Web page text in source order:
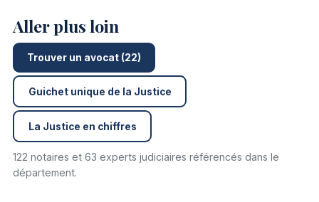
Aller plus loin
Trouver un avocat (22)
Guichet unique de la Justice
La Justice en chiffres
122 notaires et 63 experts judiciaires référencés dans le
département.